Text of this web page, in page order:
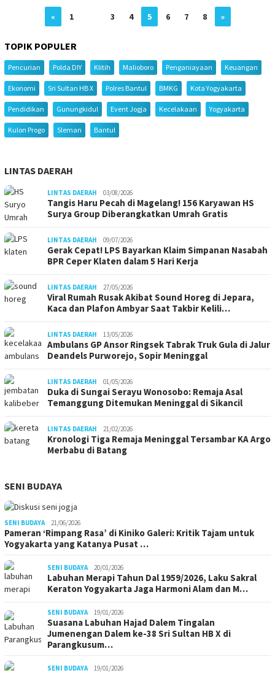
« 1 3 4 5 6 7 8 »
TOPIK POPULER
Pencurian Polda DIY Klitih Malioboro Penganiayaan Keuangan
Ekonomi Sri Sultan HB X Polres Bantul BMKG Kota Yogyakarta
Pendidikan Gunungkidul Event Jogja Kecelakaan Yogyakarta
Kulon Progo Sleman Bantul
LINTAS DAERAH
LINTAS DAERAH 03/08/2026
Tangis Haru Pecah di Magelang! 156 Karyawan HS
Surya Group Diberangkatkan Umrah Gratis
LINTAS DAERAH 09/07/2026
Gerak Cepat! LPS Bayarkan Klaim Simpanan Nasabah
BPR Ceper Klaten dalam 5 Hari Kerja
LINTAS DAERAH 27/05/2026
Viral Rumah Rusak Akibat Sound Horeg di Jepara,
Kaca dan Plafon Ambyar Saat Takbir Kelili…
LINTAS DAERAH 13/05/2026
Ambulans GP Ansor Ringsek Tabrak Truk Gula di Jalur
Deandels Purworejo, Sopir Meninggal
LINTAS DAERAH 01/05/2026
Duka di Sungai Serayu Wonosobo: Remaja Asal
Temanggung Ditemukan Meninggal di Sikancil
LINTAS DAERAH 21/02/2026
Kronologi Tiga Remaja Meninggal Tersambar KA Argo
Merbabu di Batang
SENI BUDAYA
SENI BUDAYA 21/06/2026
Pameran ‘Rimpang Rasa’ di Kiniko Galeri: Kritik Tajam untuk
Yogyakarta yang Katanya Pusat …
SENI BUDAYA 20/01/2026
Labuhan Merapi Tahun Dal 1959/2026, Laku Sakral
Keraton Yogyakarta Jaga Harmoni Alam dan M…
SENI BUDAYA 19/01/2026
Suasana Labuhan Hajad Dalem Tingalan
Jumenengan Dalem ke-38 Sri Sultan HB X di
Parangkusum…
SENI BUDAYA 19/01/2026